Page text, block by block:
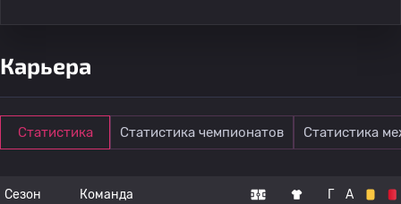
Карьера
Статистика Статистика чемпионатов Статистика
Сезон Команда Г А